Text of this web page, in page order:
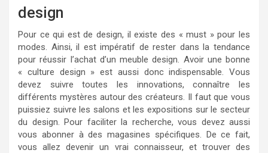
design
Pour ce qui est de design, il existe des « must » pour les
modes. Ainsi, il est impératif de rester dans la tendance
pour réussir l’achat d’un meuble design. Avoir une bonne
« culture design » est aussi donc indispensable. Vous
devez suivre toutes les innovations, connaître les
différents mystères autour des créateurs. Il faut que vous
puissiez suivre les salons et les expositions sur le secteur
du design. Pour faciliter la recherche, vous devez aussi
vous abonner à des magasines spécifiques. De ce fait,
vous allez devenir un vrai connaisseur, et trouver des